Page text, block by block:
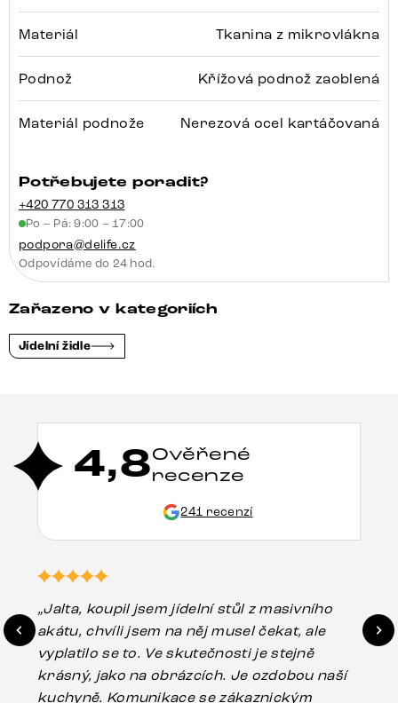
Materiál Tkanina z mikrovlákna
Podnož Křížová podnož zaoblená
Materiál podnože Nerezová ocel kartáčovaná
Potřebujete poradit?
+420 770 313 313
Po – Pá: 9:00 – 17:00
podpora@delife.cz
Odpovídáme do 24 hod.
Zařazeno v kategoriích
Jídelní židle
4,8Ověřené
recenze
241 recenzí
„Jalta, koupil jsem jídelní stůl z masivního
akátu, chvíli jsem na něj musel čekat, ale
vyplatilo se to. Ve skutečnosti je stejně
krásný, jako na obrázcích. Je ozdobou naší
kuchyně. Komunikace se zákaznickým